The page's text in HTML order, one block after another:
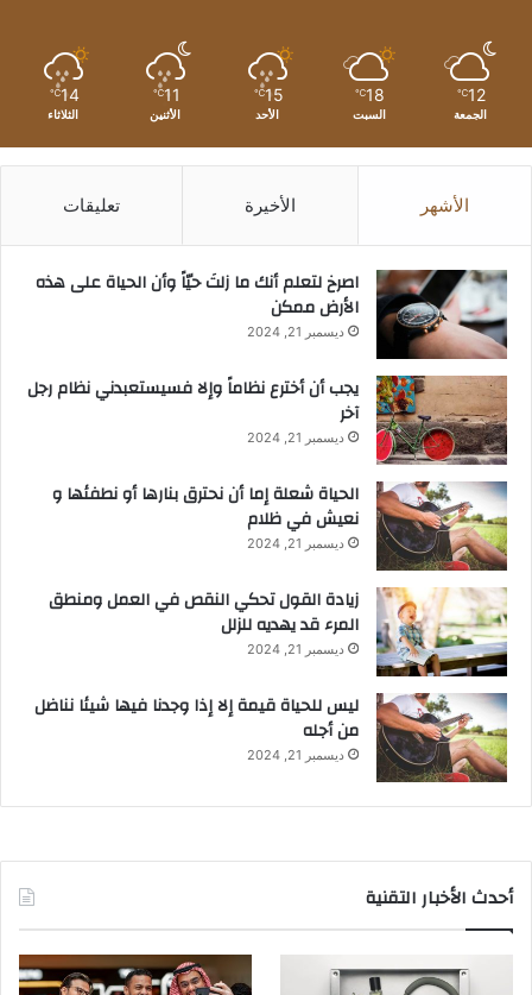
12
℃
الجمعة
18
℃
السبت
15
℃
الأحد
11
℃
الأثنين
14
℃
الثلاثاء
الأشهر الأخيرة تعليقات
‫اصرخ لتعلم أنك ما زلتَ حيّاً وأن الحياة على هذه
الأرض ممكن
ديسمبر 21, 2024
يجب أن أخترع نظاماً وإلا فسيستعبدني نظام رجل
آخر
ديسمبر 21, 2024
الحياة شعلة إما أن نحترق بنارها أو نطفئها و
نعيش في ظلام
ديسمبر 21, 2024
زيادة القول تحكي النقص في العمل ومنطق
المرء قد يهديه للزلل
ديسمبر 21, 2024
ليس للحياة قيمة إلا إذا وجدنا فيها شيئا نناضل
من أجله
ديسمبر 21, 2024
أحدث الأخبار التقنية